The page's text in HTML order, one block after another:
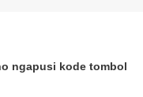
ngapusi kode tombol